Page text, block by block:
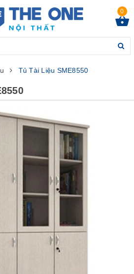
0
Tủ Tài Liệu SME8550